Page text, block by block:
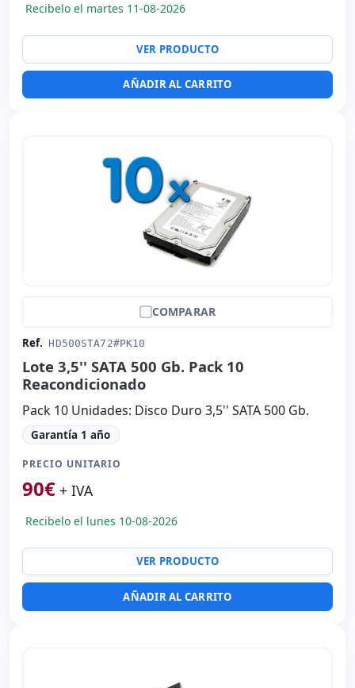
Recibelo el martes 11-08-2026
VER PRODUCTO
AÑADIR AL CARRITO
COMPARAR
Ref. HD500STA72#PK10
Lote 3,5'' SATA 500 Gb. Pack 10
Reacondicionado
Pack 10 Unidades: Disco Duro 3,5'' SATA 500 Gb.
Garantía 1 año
PRECIO UNITARIO
90€ + IVA
Recibelo el lunes 10-08-2026
VER PRODUCTO
AÑADIR AL CARRITO